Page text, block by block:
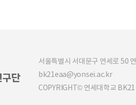
서울특별시 서대문구 연세로 50
bk21eaa@yonsei.ac.kr
COPYRIGHT© 연세대학교 BK21